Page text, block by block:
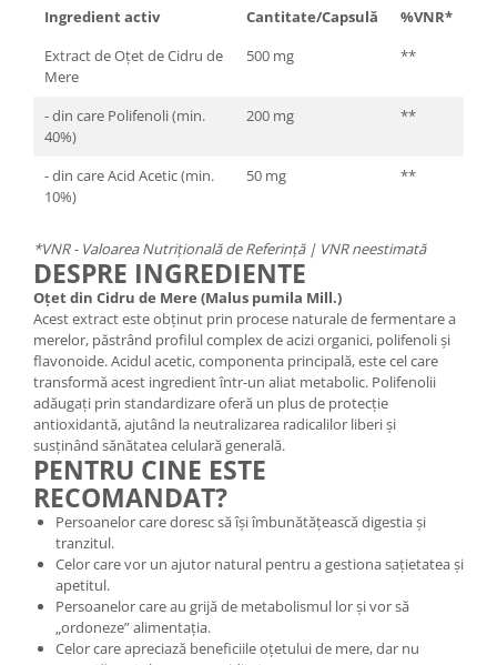
Ingredient activ Cantitate/Capsulă
%VNR*
Extract de Oțet de Cidru de
Mere
500 mg **
- din care Polifenoli (min.
40%)
200 mg **
- din care Acid Acetic (min.
10%)
50 mg **
*VNR - Valoarea Nutrițională de Referință | VNR neestimată
DESPRE INGREDIENTE
Oțet din Cidru de Mere (Malus pumila Mill.)
Acest extract este obținut prin procese naturale de fermentare a
merelor, păstrând profilul complex de acizi organici, polifenoli și
flavonoide. Acidul acetic, componenta principală, este cel care
transformă acest ingredient într-un aliat metabolic. Polifenolii
adăugați prin standardizare oferă un plus de protecție
antioxidantă, ajutând la neutralizarea radicalilor liberi și
susținând sănătatea celulară generală.
PENTRU CINE ESTE
RECOMANDAT?
Persoanelor care doresc să își îmbunătățească digestia și
tranzitul.
Celor care vor un ajutor natural pentru a gestiona sațietatea și
apetitul.
Persoanelor care au grijă de metabolismul lor și vor să
„ordoneze” alimentația.
Celor care apreciază beneficiile oțetului de mere, dar nu